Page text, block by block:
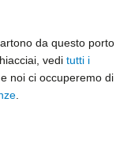
da questo porto
vedi tutti i
noi ci occuperemo di